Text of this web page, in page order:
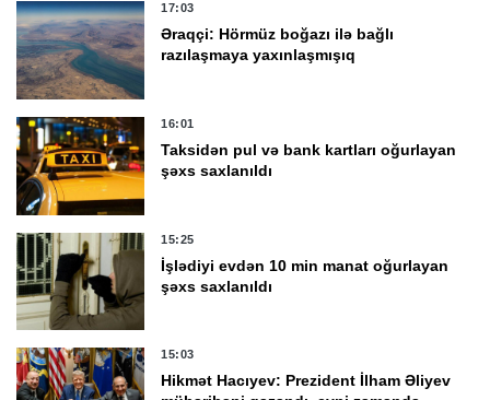
17:03
Əraqçi: Hörmüz boğazı ilə bağlı
razılaşmaya yaxınlaşmışıq
16:01
Taksidən pul və bank kartları oğurlayan
şəxs saxlanıldı
15:25
İşlədiyi evdən 10 min manat oğurlayan
şəxs saxlanıldı
15:03
Hikmət Hacıyev: Prezident İlham Əliyev